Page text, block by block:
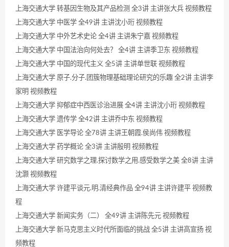
上海交通大学 转基因生物及其产品检测 全3讲 主讲张大兵 视频教程
上海交通大学 中医学 全49讲 主讲沈小珩 视频教程
上海交通大学 中外艺术史论 全4讲 主讲朱宁嘉 视频教程
上海交通大学 中国法治向何处去？ 全4讲 主讲季卫东 视频教程
上海交通大学 中国的现代主义 全5讲 主讲单世联 视频教程
上海交通大学 原子.分子.团簇物理基础理论研究的乐趣 全2讲 主讲李
家明 视频教程
上海交通大学 抑郁症中西医诊治进展 全4讲 主讲沈小珩 视频教程
上海交通大学 遗传学 全42讲 主讲乔中东 视频教程
上海交通大学 医学导论 全78讲 主讲王朝霞.侯尚伟 视频教程
上海交通大学 药学概论 全3讲 主讲殷明 视频教程
上海交通大学 研究数学之理.探讨数学之用.感受数学之美 全8讲 主讲
沈灏 视频教程
上海交通大学 许建平谈元.明.清经典作品 全94讲 主讲许建平 视频教
程
上海交通大学 新闻实务（二） 全49讲 主讲陈先元 视频教程
上海交通大学 新马克思主义时代所面临的挑战 全5讲 主讲高宣扬 视
频教程